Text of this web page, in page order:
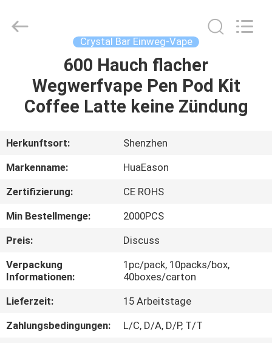
PRODUKTE
VIDEOS
UNS
FABRIK-
AUSFLUG
QUALITÄTSKONTROLLE
2021
Crystal Bar Einweg-Vape
600 Hauch flacher
Wegwerfvape Pen Pod Kit
Coffee Latte keine Zündung
Herkunftsort:
Shenzhen
Markenname:
HuaEason
Zertifizierung:
CE ROHS
Min Bestellmenge:
2000PCS
Preis:
Discuss
Verpackung
Informationen:
1pc/pack, 10packs/box,
40boxes/carton
Lieferzeit:
15 Arbeitstage
Zahlungsbedingungen:
L/C, D/A, D/P, T/T